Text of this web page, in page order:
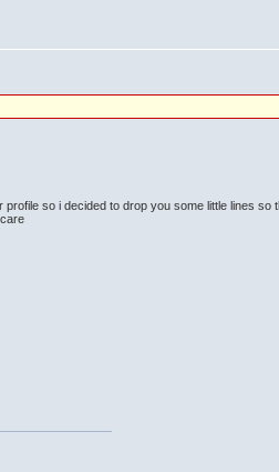
so i decided to drop you some little lines